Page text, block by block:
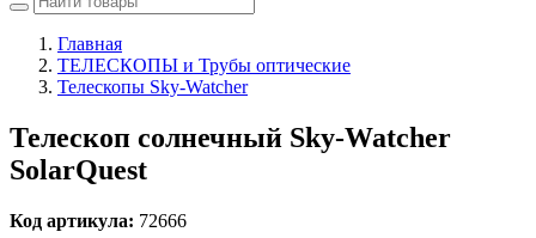
Главная
ТЕЛЕСКОПЫ и Трубы оптические
Телескопы Sky-Watcher
Телескоп солнечный Sky-Watcher
SolarQuest
Код артикула: 72666